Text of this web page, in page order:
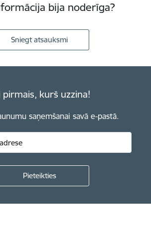
bija noderīga?
Sniegt atsauksmi
pirmais, kurš uzzina!
saņemšanai savā e-pastā.